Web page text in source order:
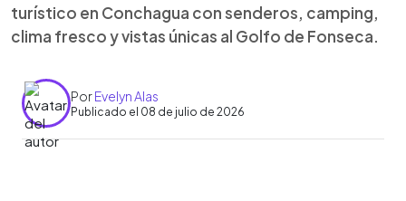
turístico en Conchagua con senderos, camping,
clima fresco y vistas únicas al Golfo de Fonseca.
PorEvelyn Alas
Publicado el 08 de julio de 2026